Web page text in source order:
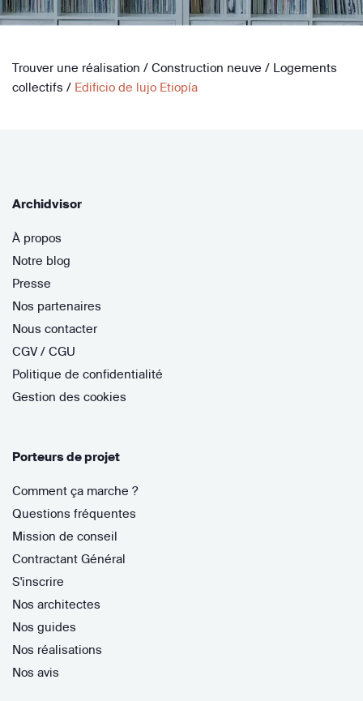
Trouver une réalisation / Construction neuve / Logements
collectifs / Edificio de lujo Etiopía
Archidvisor
À propos
Notre blog
Presse
Nos partenaires
Nous contacter
CGV / CGU
Politique de confidentialité
Gestion des cookies
Porteurs de projet
Comment ça marche ?
Questions fréquentes
Mission de conseil
Contractant Général
S'inscrire
Nos architectes
Nos guides
Nos réalisations
Nos avis